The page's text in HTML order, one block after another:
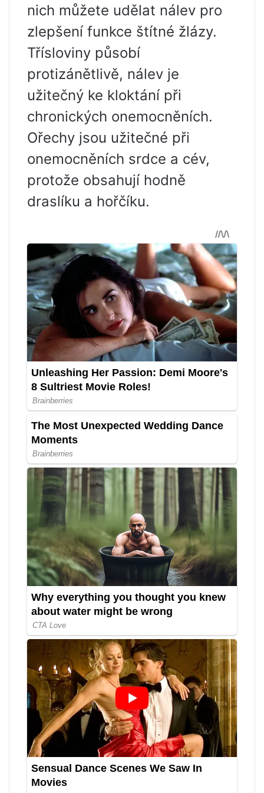
nich můžete udělat nálev pro
zlepšení funkce štítné žlázy.
Třísloviny působí
protizánětlivě, nálev je
užitečný ke kloktání při
chronických onemocněních.
Ořechy jsou užitečné při
onemocněních srdce a cév,
protože obsahují hodně
draslíku a hořčíku.